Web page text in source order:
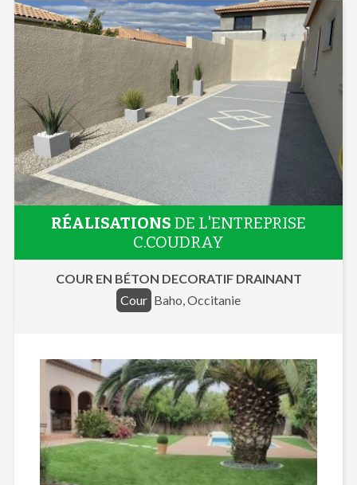
RÉALISATIONS DE L'ENTREPRISE
C.COUDRAY
COUR EN BÉTON DECORATIF DRAINANT
Cour Baho, Occitanie